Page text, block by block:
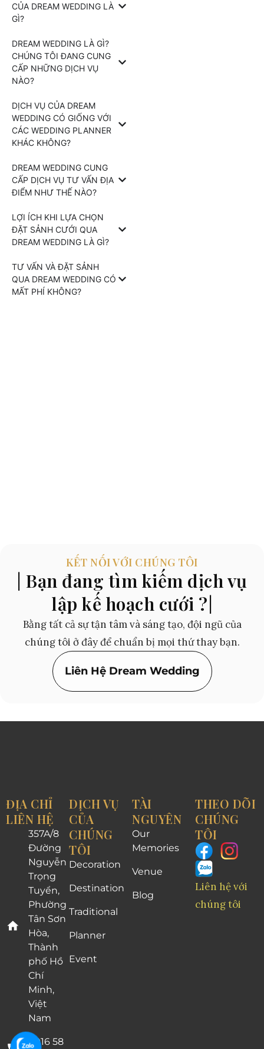
CỦA DREAM WEDDING LÀ
GÌ?
DREAM WEDDING LÀ GÌ?
CHÚNG TÔI ĐANG CUNG
CẤP NHỮNG DỊCH VỤ
NÀO?
DỊCH VỤ CỦA DREAM
WEDDING CÓ GIỐNG VỚI
CÁC WEDDING PLANNER
KHÁC KHÔNG?
DREAM WEDDING CUNG
CẤP DỊCH VỤ TƯ VẤN ĐỊA
ĐIỂM NHƯ THẾ NÀO?
LỢI ÍCH KHI LỰA CHỌN
ĐẶT SẢNH CƯỚI QUA
DREAM WEDDING LÀ GÌ?
TƯ VẤN VÀ ĐẶT SẢNH
QUA DREAM WEDDING CÓ
MẤT PHÍ KHÔNG?
KẾT NỐI VỚI CHÚNG TÔI
| Bạn đang tìm kiếm dịch vụ
lập kế hoạch cưới ?|
Bằng tất cả sự tận tâm và sáng tạo, đội ngũ của
chúng tôi ở đây để chuẩn bị mọi thứ thay bạn.
Liên Hệ Dream Wedding
ĐỊA CHỈ
LIÊN HỆ
357A/8
Đường
Nguyễn
Trọng
Tuyển,
Phường
Tân Sơn
Hòa,
Thành
phố Hồ
Chí
Minh,
Việt
Nam
0916 58
DỊCH VỤ
CỦA
CHÚNG
TÔI
Decoration
Destination
Traditional
Planner
Event
TÀI
NGUYÊN
Our
Memories
Venue
Blog
THEO DÕI
CHÚNG
TÔI
Liên hệ với
chúng tôi